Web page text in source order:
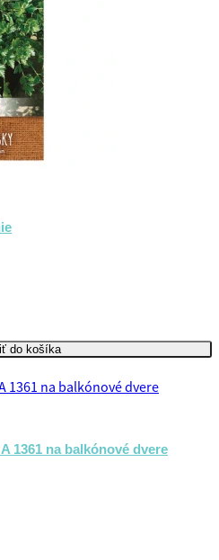
do košíka
1361 na balkónové dvere